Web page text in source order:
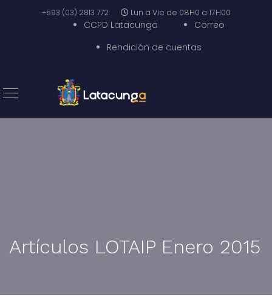
+593 (03) 2813 772 Lun a Vie de 08H0 a 17H00
CCPD Latacunga
Correo
Rendición de cuentas
Artículos LOTAIP Enero 2015